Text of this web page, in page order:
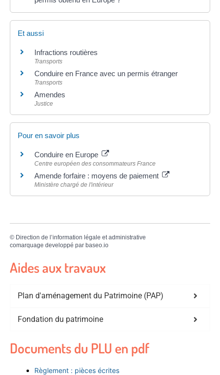
Et aussi
Infractions routières
Transports
Conduire en France avec un permis étranger
Transports
Amendes
Justice
Pour en savoir plus
Conduire en Europe
Centre européen des consommateurs France
Amende forfaire : moyens de paiement
Ministère chargé de l'intérieur
© Direction de l’information légale et administrative
comarquage developpé par baseo.io
Aides aux travaux
Plan d'aménagement du Patrimoine (PAP)
Fondation du patrimoine
Documents du PLU en pdf
Règlement : pièces écrites